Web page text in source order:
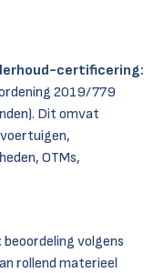
certificering:
2019/779
Dit omvat
OTMs,
beoordeling volgens
rollend materieel